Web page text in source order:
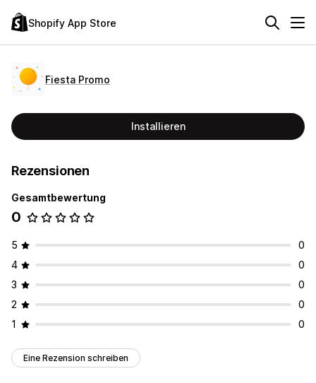
Shopify App Store
Fiesta Promo
Installieren
Rezensionen
Gesamtbewertung
0
5
0
4
0
3
0
2
0
1
0
Eine Rezension schreiben